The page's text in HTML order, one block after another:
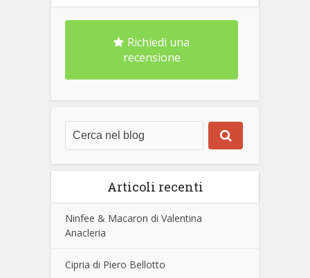
Richiedi una
recensione
Articoli recenti
Ninfee & Macaron di Valentina
Anacleria
Cipria di Piero Bellotto